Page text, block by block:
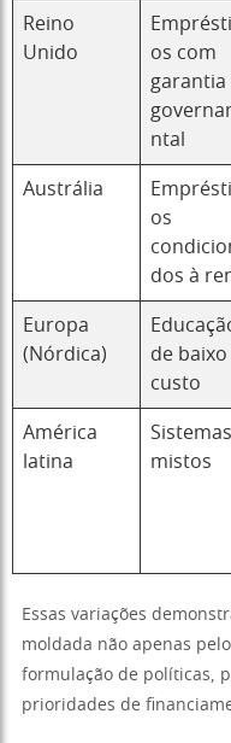
Reino
Unido
os com
garantia
ntal
Austrália
os
dos à
Europa
(Nórdica)
de baixo
custo
América
latina
Sistemas
mistos
Essas variações
moldada não apenas
formulação de políticas,
prioridades de